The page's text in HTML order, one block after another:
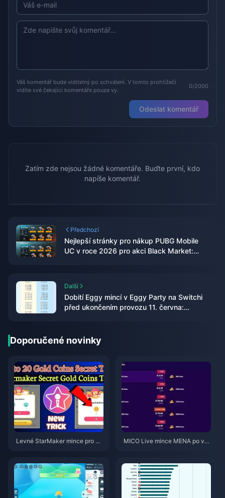
Váš komentář bude viditelný po schválení. V tomto prohlížeči
vidíte své čekající komentáře pouze vy.
0/2000
Odeslat komentář
Zatím zde nejsou žádné komentáře. Buďte první, kdo
napíše komentář.
Předchozí
Nejlepší stránky pro nákup PUBG Mobile
UC v roce 2026 pro akci Black Market:
Další
Dobití Eggy mincí v Eggy Party na Switchi
před ukončením provozu 11. června:
Doporučené novinky
Levné StarMaker mince pro ko
MICO Live mince MENA po ver